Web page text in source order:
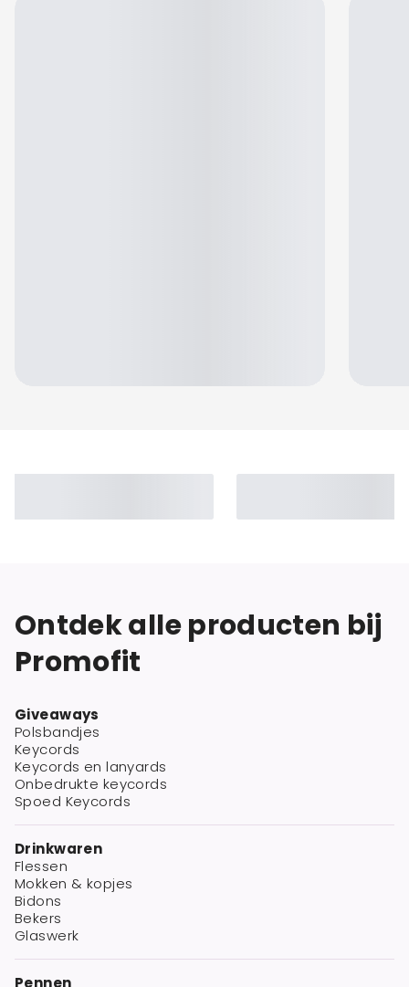
Ontdek alle producten bij
Promofit
Giveaways
Polsbandjes
Keycords
Keycords en lanyards
Onbedrukte keycords
Spoed Keycords
Drinkwaren
Flessen
Mokken & kopjes
Bidons
Bekers
Glaswerk
Pennen